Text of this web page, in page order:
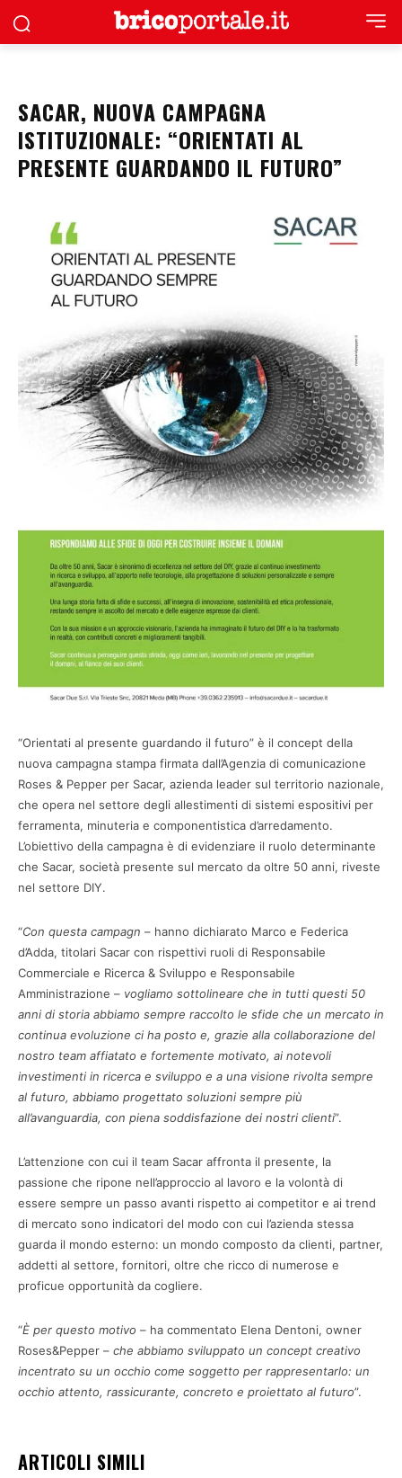
SACAR, NUOVA CAMPAGNA
ISTITUZIONALE: “ORIENTATI AL
PRESENTE GUARDANDO IL FUTURO”
“Orientati al presente guardando il futuro” è il concept della
nuova campagna stampa firmata dall’Agenzia di comunicazione
Roses & Pepper per Sacar, azienda leader sul territorio nazionale,
che opera nel settore degli allestimenti di sistemi espositivi per
ferramenta, minuteria e componentistica d’arredamento.
L’obiettivo della campagna è di evidenziare il ruolo determinante
che Sacar, società presente sul mercato da oltre 50 anni, riveste
nel settore DIY.
“Con questa campagn – hanno dichiarato Marco e Federica
d’Adda, titolari Sacar con rispettivi ruoli di Responsabile
Commerciale e Ricerca & Sviluppo e Responsabile
Amministrazione – vogliamo sottolineare che in tutti questi 50
anni di storia abbiamo sempre raccolto le sfide che un mercato in
continua evoluzione ci ha posto e, grazie alla collaborazione del
nostro team affiatato e fortemente motivato, ai notevoli
investimenti in ricerca e sviluppo e a una visione rivolta sempre
al futuro, abbiamo progettato soluzioni sempre più
all’avanguardia, con piena soddisfazione dei nostri clienti”.
L’attenzione con cui il team Sacar affronta il presente, la
passione che ripone nell’approccio al lavoro e la volontà di
essere sempre un passo avanti rispetto ai competitor e ai trend
di mercato sono indicatori del modo con cui l’azienda stessa
guarda il mondo esterno: un mondo composto da clienti, partner,
addetti al settore, fornitori, oltre che ricco di numerose e
proficue opportunità da cogliere.
“È per questo motivo – ha commentato Elena Dentoni, owner
Roses&Pepper – che abbiamo sviluppato un concept creativo
incentrato su un occhio come soggetto per rappresentarlo: un
occhio attento, rassicurante, concreto e proiettato al futuro”.
ARTICOLI SIMILI